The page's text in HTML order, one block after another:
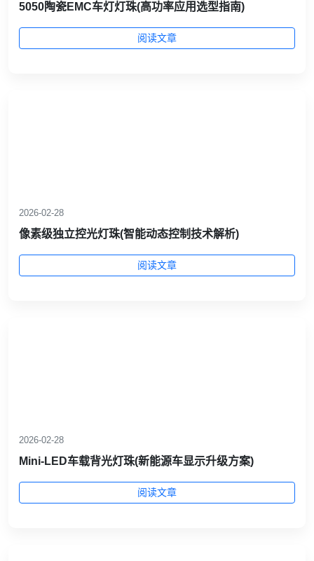
5050陶瓷EMC车灯灯珠(高功率应用选型指南)
阅读文章
2026-02-28
像素级独立控光灯珠(智能动态控制技术解析)
阅读文章
2026-02-28
Mini‑LED车载背光灯珠(新能源车显示升级方案)
阅读文章